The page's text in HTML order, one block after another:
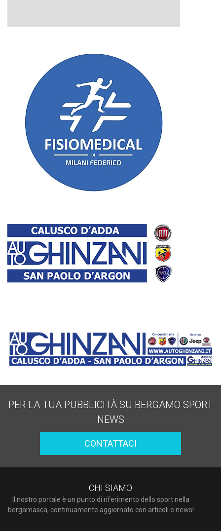
PER LA TUA PUBBLICITÀ SU BERGAMO SPORT
NEWS
CONTATTACI
CHI SIAMO
Il nostro portale è un punto di riferimento dello sport nella
bergamasca, continuamente aggiornato con articoli e news!